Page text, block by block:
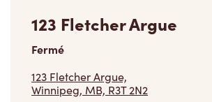
123 Fletcher Argue
Fermé
123 Fletcher Argue,
Winnipeg, MB, R3T 2N2